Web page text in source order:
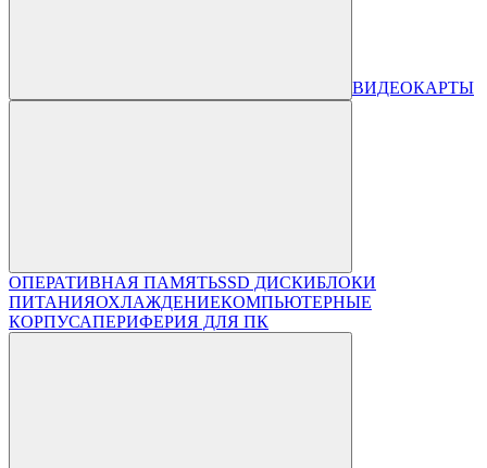
ВИДЕОКАРТЫ
ОПЕРАТИВНАЯ ПАМЯТЬSSD ДИСКИБЛОКИ
ПИТАНИЯОХЛАЖДЕНИЕКОМПЬЮТЕРНЫЕ
КОРПУСАПЕРИФЕРИЯ ДЛЯ ПК